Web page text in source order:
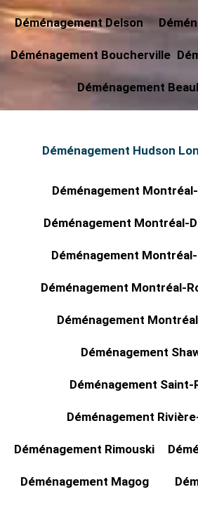
Déménagement Delson
Déménagement Boucherville
Déménagement
Déménagement Hudson
Déménagement
Déménagement Montréal-
Déménagement
Déménagement Montréal-
Déménagement
Déménagement
Déménagement Saint-
Déménagement
Déménagement Rimouski
Déménagement Magog